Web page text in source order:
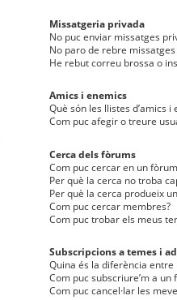
Missatgeria privada
No puc enviar missatges
No paro de rebre
He rebut correu brossa o
Amics i enemics
Què són les llistes d’amics i
Com puc afegir o treure
Cerca dels fòrums
Com puc cercar en un
Per què la cerca no troba
Per què la cerca produeix
Com puc cercar membres?
Com puc trobar els meus
Subscripcions a temes i
Quina és la diferència entre
Com puc subscriure’m a
Com puc cancel·lar les